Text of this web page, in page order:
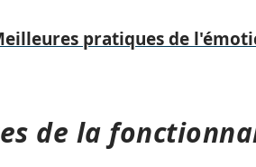
pratiques de
de la